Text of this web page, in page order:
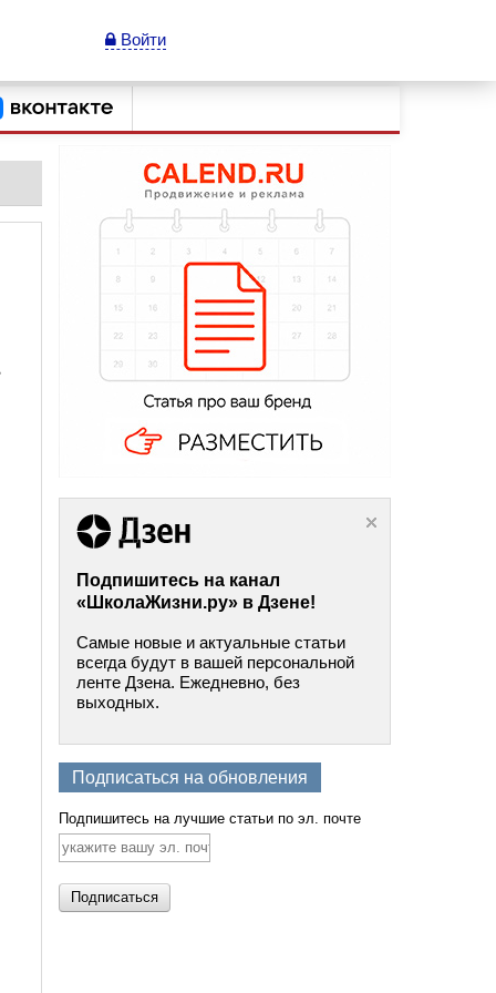
Войти
Подпишитесь на канал
«ШколаЖизни.ру» в Дзене!
Самые новые и актуальные статьи
всегда будут в вашей персональной
ленте Дзена. Ежедневно, без
выходных.
Подписаться на обновления
Подпишитесь на лучшие статьи по эл. почте